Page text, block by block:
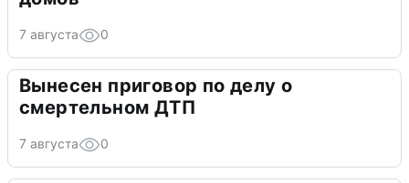
7 августа 0
Вынесен приговор по делу о
смертельном ДТП
7 августа 0